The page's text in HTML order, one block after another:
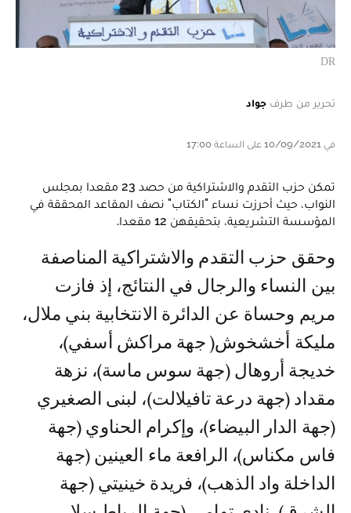
DR
تحرير من طرف جواد
في 10/09/2021 على الساعة 17:00
تمكن حزب التقدم والاشتراكية من حصد 23 مقعدا بمجلس
النواب، حيث أحرزت نساء "الكتاب" نصف المقاعد المحققة في
المؤسسة التشريعية، بتحقيقهن 12 مقعدا.
وحقق حزب التقدم والاشتراكية المناصفة
بين النساء والرجال في النتائج، إذ فازت
مريم وحساة عن الدائرة الانتخابية بني ملال،
مليكة أخشخوش( جهة مراكش أسفي)،
خديجة أروهال (جهة سوس ماسة)، نزهة
مقداد (جهة درعة تافيلالت)، لبنى الصغيري
(جهة الدار البيضاء)، وإكرام الحناوي (جهة
فاس مكناس)، الرافعة ماء العينين (جهة
الداخلة واد الذهب)، فريدة خينيتي (جهة